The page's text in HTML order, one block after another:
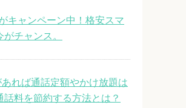
キャンペーン中！格安スマ
チャンス。
れば通話定額やかけ放題は
話料を節約する方法とは？